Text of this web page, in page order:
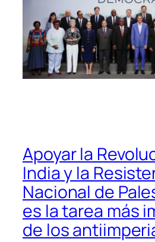
Apoyar la
India y la
Nacional de
es la tarea más
de los